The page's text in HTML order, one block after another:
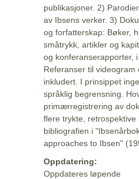
publikasjoner. 2)
av Ibsens verker. 3)
og forfatterskap: Bøker,
småtrykk, artikler og
og konferanserapporter,
Referanser til videogram
inkludert. I prinsippet
språklig begrensning.
primærregistrering av
flere trykte, retrospektive
bibliografien i
approaches to Ibsen"
Oppdatering:
Oppdateres løpende